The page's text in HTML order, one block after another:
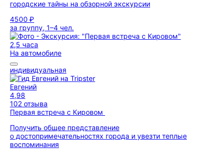
городские тайны на обзорной экскурсии
4500 ₽
за группу, 1–4 чел.
2,5 часа
На автомобиле
индивидуальная
Евгений
4,98
102 отзыва
Первая встреча с Кировом
Получить общее представление
о достопримечательностях города и увезти теплые
воспоминания